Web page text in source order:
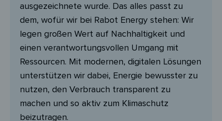
ausgezeichnete wurde. Das alles passt zu
dem, wofür wir bei Rabot Energy stehen: Wir
legen großen Wert auf Nachhaltigkeit und
einen verantwortungsvollen Umgang mit
Ressourcen. Mit modernen, digitalen Lösungen
unterstützen wir dabei, Energie bewusster zu
nutzen, den Verbrauch transparent zu
machen und so aktiv zum Klimaschutz
beizutragen.